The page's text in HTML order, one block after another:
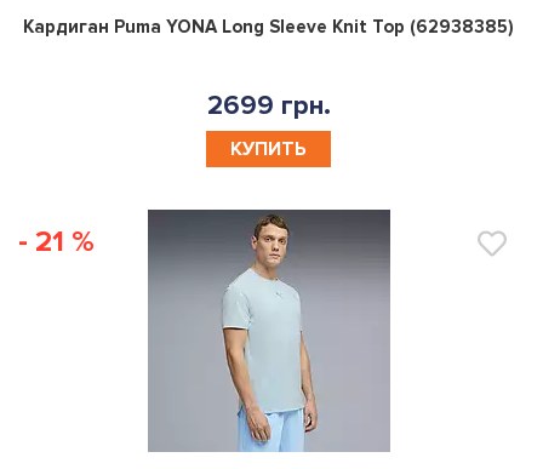
0
Кардиган Puma YONA Long Sleeve Knit Top (62938385)
2699 грн.
КУПИТЬ
- 21 %